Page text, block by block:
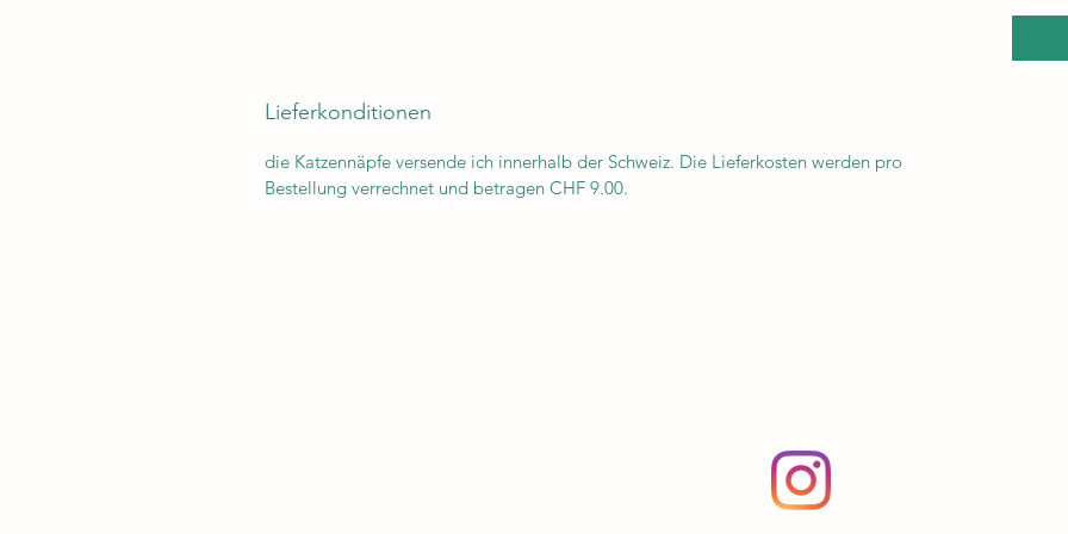
Lieferkonditionen
die Katzennäpfe versende ich innerhalb der Schweiz. Die Lieferkosten werden pro
Bestellung verrechnet und betragen CHF 9.00.